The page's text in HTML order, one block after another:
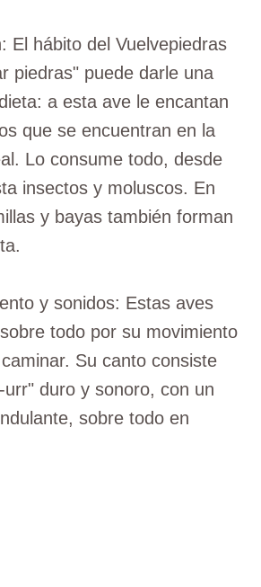
El hábito del Vuelvepiedras
piedras" puede darle una
a esta ave le encantan
que se encuentran en la
Lo consume todo, desde
insectos y moluscos. En
y bayas también forman
y sonidos: Estas aves
todo por su movimiento
Su canto consiste
duro y sonoro, con un
sobre todo en